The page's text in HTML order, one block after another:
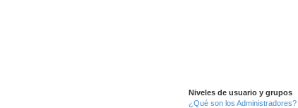
Niveles de usuario y grupos
¿Qué son los Administradores?